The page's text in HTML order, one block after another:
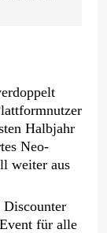
Halbjahr
Neo-
weiter aus
für alle